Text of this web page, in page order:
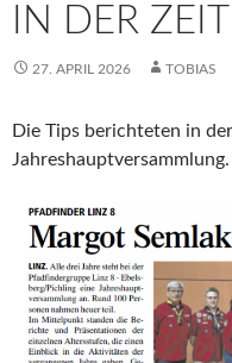
IN DER
27. APRIL 2026 TOBIAS
Die Tips berichteten in
Jahreshauptversammlung.